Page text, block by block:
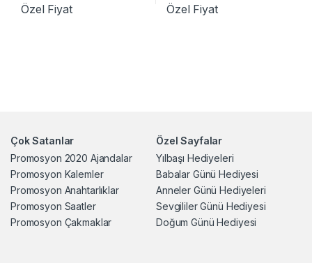
Özel Fiyat Özel Fiyat
Çok Satanlar
Promosyon 2020 Ajandalar
Promosyon Kalemler
Promosyon Anahtarlıklar
Promosyon Saatler
Promosyon Çakmaklar
Özel Sayfalar
Yılbaşı Hediyeleri
Babalar Günü Hediyesi
Anneler Günü Hediyeleri
Sevgililer Günü Hediyesi
Doğum Günü Hediyesi